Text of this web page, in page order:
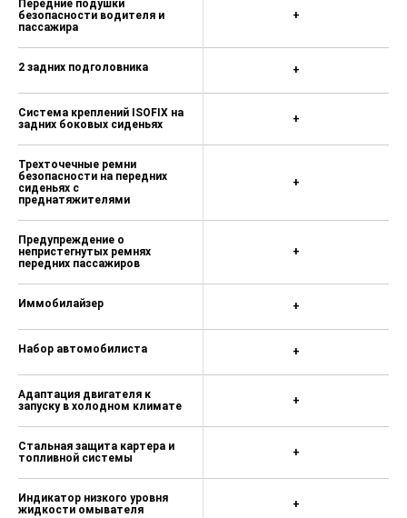
Передние подушки
безопасности водителя и
пассажира
2 задних подголовника
Система креплений ISOFIX на
задних боковых сиденьях
Трехточечные ремни
безопасности на передних
сиденьях с
преднатяжителями
Предупреждение о
непристегнутых ремнях
передних пассажиров
Иммобилайзер
Набор автомобилиста
Адаптация двигателя к
запуску в холодном климате
Стальная защита картера и
топливной системы
Индикатор низкого уровня
жидкости омывателя
+
+
+
+
+
+
+
+
+
+